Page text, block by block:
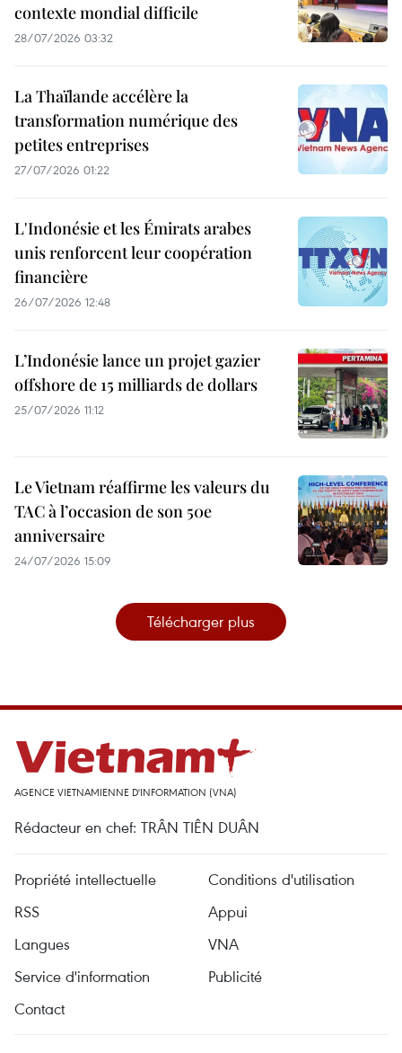
contexte mondial difficile
28/07/2026 03:32
La Thaïlande accélère la
transformation numérique des
petites entreprises
27/07/2026 01:22
L'Indonésie et les Émirats arabes
unis renforcent leur coopération
financière
26/07/2026 12:48
L’Indonésie lance un projet gazier
offshore de 15 milliards de dollars
25/07/2026 11:12
Le Vietnam réaffirme les valeurs du
TAC à l’occasion de son 50e
anniversaire
24/07/2026 15:09
Télécharger plus
AGENCE VIETNAMIENNE D'INFORMATION (VNA)
Rédacteur en chef: TRÂN TIÊN DUÂN
Propriété intellectuelle
Conditions d'utilisation
RSS
Appui
Langues
VNA
Service d'information
Publicité
Contact